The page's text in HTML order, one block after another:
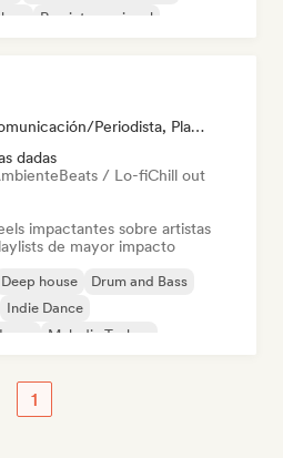
Rap internacional
Medios De Comunicación/Periodista, Playlist Curator
dadas
Beats / Lo-fiChill out
impactantes sobre artistas
de mayor impacto
Deep house
Drum and Bass
Indie Dance
Melodic Techno
1